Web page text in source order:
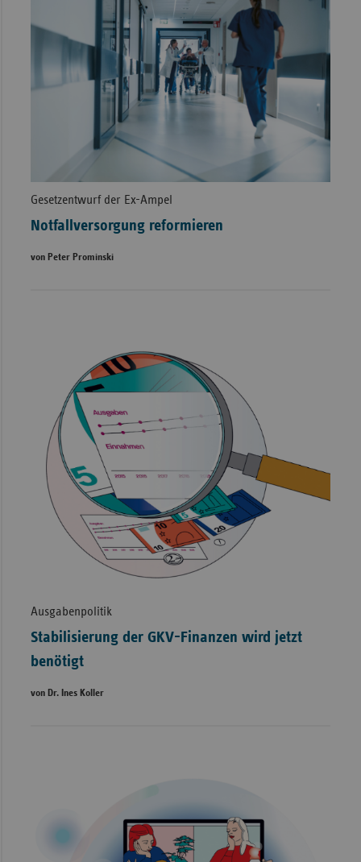
Gesetzentwurf der Ex-Ampel
Notfallversorgung reformieren
von Peter Prominski
Ausgabenpolitik
Stabilisierung der GKV-Finanzen wird jetzt
benötigt
von Dr. Ines Koller